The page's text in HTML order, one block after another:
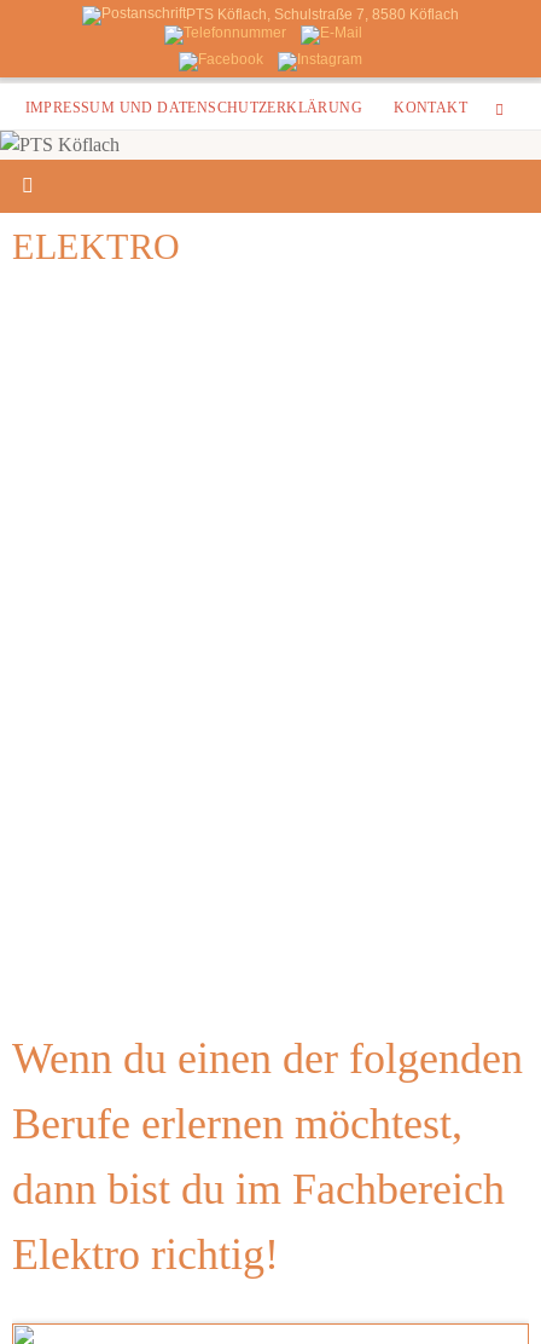
PTS Köflach, Schulstraße 7, 8580 Köflach
Zum
Inhalt
springen
IMPRESSUM UND DATENSCHUTZERKLÄRUNG KONTAKT
ELEKTRO
Wenn du einen der folgenden
Berufe erlernen möchtest,
dann bist du im Fachbereich
Elektro richtig!